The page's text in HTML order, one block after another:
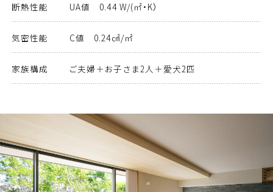
断熱性能 UA値 0.44 W/(㎡・K）
気密性能 C値 0.24㎠/㎡
家族構成 ご夫婦＋お子さま2人＋愛犬2匹